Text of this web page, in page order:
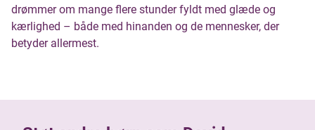
drømmer om mange flere stunder fyldt med glæde og
kærlighed – både med hinanden og de mennesker, der
betyder allermest.